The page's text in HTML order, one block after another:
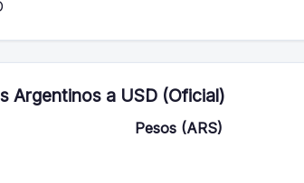
Argentinos a USD (Oficial)
Pesos (ARS)